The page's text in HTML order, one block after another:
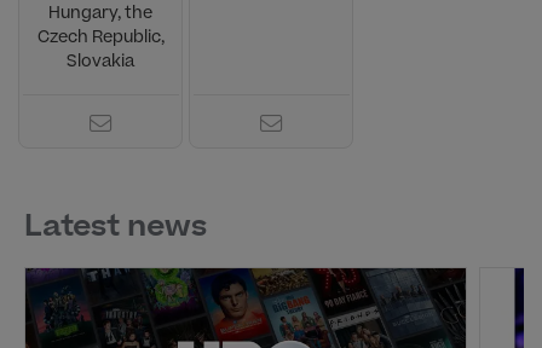
Hungary, the
Czech Republic,
Slovakia
Latest news